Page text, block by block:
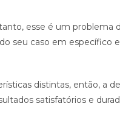
esse é um problema
seu caso em específico
distintas, então, a
satisfatórios e